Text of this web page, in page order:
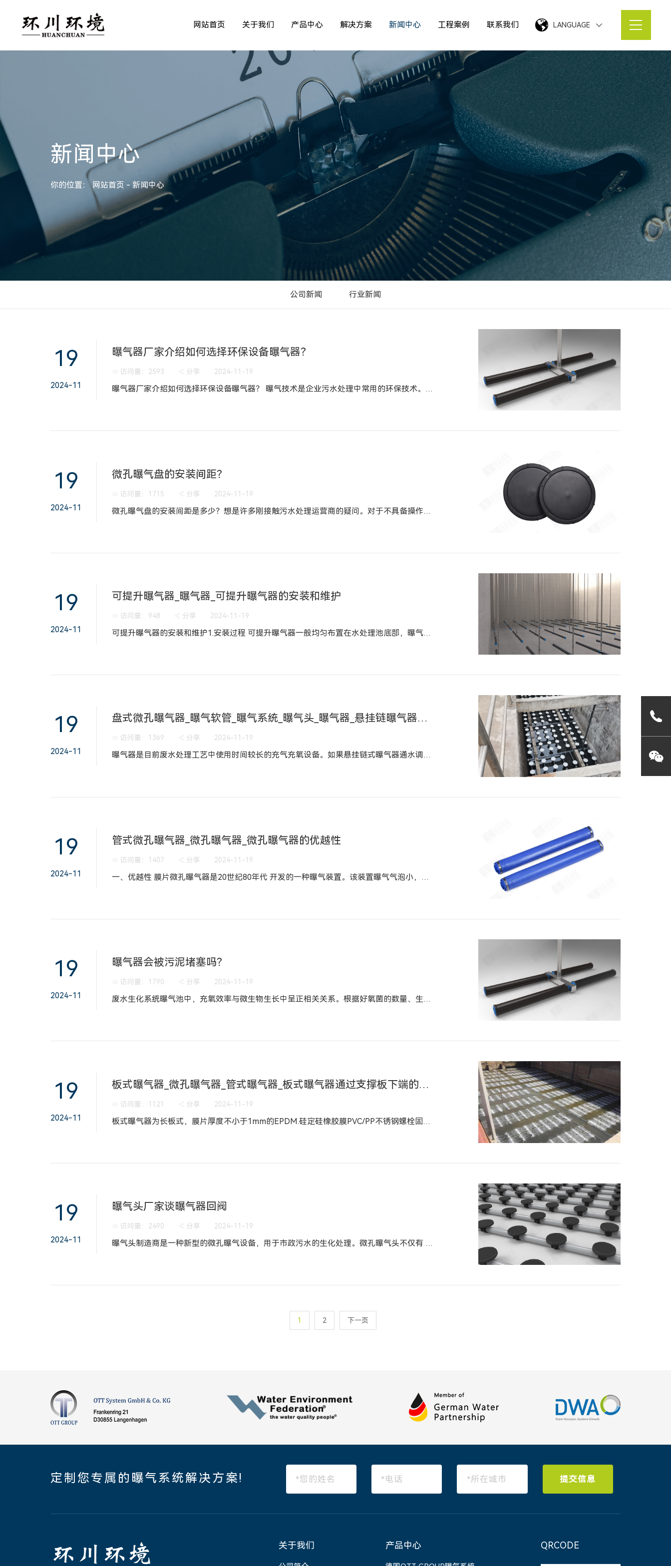
LANGUAGE
网站首页 关于我们 产品中心 解决方案 新闻中心 工程案例 联系我们
新闻中心
你的位置：网站首页 新闻中心
公司新闻 行业新闻
19
2024-11
曝气器厂家介绍如何选择环保设备曝气器？
访问量： 2593 分享 2024-11-19
曝气器厂家介绍如何选择环保设备曝气器？ 曝气技术是企业污水处理中常用的环保技术。曝气器是给排水曝气和充氧的必要环保设备。曝气是促 进气液物质交换的一种手段，其目的是将空气中的氧溶解在水中，或将水中不必要的气体和挥发性物质放逐到空气中。 环保设备曝气器种类繁多。今天将介绍如何选择曝气器?根据使用方法，环保设备曝气器可分为表面曝气器和水下曝气器。水下曝气器主要包括微孔曝气器和射流曝气器。经过不
19
2024-11
微孔曝气盘的安装间距？
访问量： 1715 分享 2024-11-19
微孔曝气盘的安装间距是多少？想是许多刚接触污水处理运营商的疑问。对于不具备操作经验的人员，应确定微孔曝气盘的安放距离。要了解微孔曝气盘安装间距，首先要了解微孔曝气盘各型数的使用面积。普通微孔曝气盘的型号有两种，φ215mm和φ260mm的曝气盘分别在0.25-0.55㎡和0.35-0.75㎡之间。常用的方法是φ215mm一 平方排出3个、φ260mm曝气头、设置2.5个，这样的布置方式可以更
19
2024-11
可提升曝气器_曝气器_可提升曝气器的安装和维护
访问量： 948 分享 2024-11-19
可提升曝气器的安装和维护1.安装过程 可提升曝气器一般均匀布置在水处理池底部，曝气器距池底300-500mm，纵向间距一般为500mm-1000左右。曝气主管根据图纸切管下料，管道画线，确定每套可提升管式曝气器的位置；安装膜片时，注意部分无孔膜片与地面垂直安装，膜片两端夹紧；膜片安装完毕后，将整套可提升曝气器安装到以前的开口位置；(注意开口位置应在同一水平面上)；所有管道安装后，安装曝气立管；
19
2024-11
盘式微孔曝气器_曝气软管_曝气系统_曝气头_曝气器_悬挂链曝气器曝气头密度检测方法
访问量： 1369 分享 2024-11-19
曝气器是目前废水处理工艺中使用时间较长的充气充氧设备。如果悬挂链式曝气器通水调节，如何处理管道回流的情况？如果污泥从曝气盘管道返回，首先排出水解酸化池中的水，然后打开离心风机排出管道中的污泥。在盘式微孔曝气器宣布灌溉之前，应进行自然通风试验，离心风机在自然通风前运行后，将1/4-1/3的室外排气量送入生化微孔曝气软管道罐，并检查管道所有节点的焊 接和组装。质量、盘式微孔曝气器和微孔曝气软管不
19
2024-11
管式微孔曝气器​_微孔曝气器_微孔曝气器的优越性
访问量： 1407 分享 2024-11-19
一、优越性 膜片微孔曝气器是20世纪80年代 开发的一种曝气装置。该装置曝气气泡小，气液面积大，气泡扩散均匀，无孔堵塞，耐腐蚀性强。然而，经过多年的运行，出现了一些难以解决的缺 陷。如：膜脱落、膜撕裂、膜打不开、污泥进入支气管等问题。因此，公司研发部与国内外许多高校和科研单位合作，克服了各种技术困难，改 革了膜曝气器，开发了21世纪新一代盘式膜微孔曝气器。二、主要技术性能 以ABS工程塑料
19
2024-11
曝气器会被污泥堵塞吗？
访问量： 1790 分享 2024-11-19
废水生化系统曝气池中，充氧效率与微生物生长中呈正相关关系。根据好氧菌的数量、生理特性、基底来提供溶氧器溶氧。质量特性和浓度要综合考虑。这种方法可以使活 性污泥处于有 机物降解的状态。实验结果表明，曝气池的溶氧量应保持在3~4mg/L的浓度范围内保持。污泥的性能不佳，会造成污水处理效果的降低。为了确保氧气供应充足，必 须依赖于一种装置即微孔曝气装置。曝气搅拌法 正是如此，具体实践如下：减小气泡
19
2024-11
板式曝气器_微孔曝气器_管式曝气器​_板式曝气器通过支撑板下端的螺纹孔进气
访问量： 1121 分享 2024-11-19
板式曝气器为长板式，膜片厚度不小于1mm的EPDM.硅定硅橡胶膜PVC/PP不锈钢螺栓固定在支撑板中间。 板式曝气器型号有：DN650-150.DH1100-200，整个曝气膜的开孔面积应大于0.78m2和0.176㎡，气泡直径为1~3mm。三元乙丙橡胶片（EPDM）.或者硅橡胶（SI），添加特殊添加剂以增加物理性质。进入板式曝气器的空气不需要进行空气净化，长期连续使用或停止后投入使用，
19
2024-11
曝气头厂家谈曝气器回阀
访问量： 2490 分享 2024-11-19
曝气头制造商是一种新型的微孔曝气设备，用于市政污水的生化处理。微孔曝气头不仅有 效，而且突出了环保的特点。它与有些化学处理方法不同，同时会受到污染，有些曝气头厂家会加止回阀进去，有些则不会。加不加止回阀有什么区别？一、膜片曝气头止回阀。 先在曝气头内加止回阀，可防止污泥倒灌，从而不影响曝气头的使用。曝气盘采用物理方法对有害气体或物质进行处理。放入空气中，然后将氧气注入水中形成有氧循环，不
1 2 下一页
定制您专属的曝气系统解决方案! 提交信息
QRCODE
关于我们 产品中心